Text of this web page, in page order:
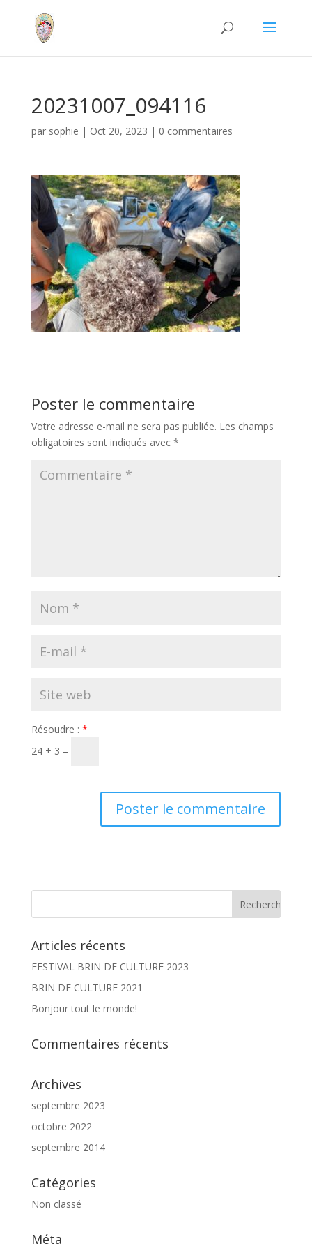
20231007_094116
par sophie | Oct 20, 2023 | 0 commentaires
Poster le commentaire
Votre adresse e-mail ne sera pas publiée. Les champs
obligatoires sont indiqués avec *
Résoudre : *
24 + 3 =
Articles récents
FESTIVAL BRIN DE CULTURE 2023
BRIN DE CULTURE 2021
Bonjour tout le monde!
Commentaires récents
Archives
septembre 2023
octobre 2022
septembre 2014
Catégories
Non classé
Méta